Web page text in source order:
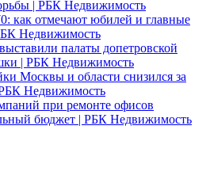
| РБК Недвижимость
как отмечают юбилей и главные
Недвижимость
палаты допетровской
| РБК Недвижимость
Москвы и области снизился за
Недвижимость
при ремонте офисов
бюджет | РБК Недвижимость